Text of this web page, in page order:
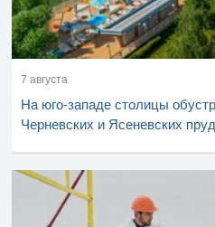
7 августа
На юго-западе столицы
Черневских и Ясеневских